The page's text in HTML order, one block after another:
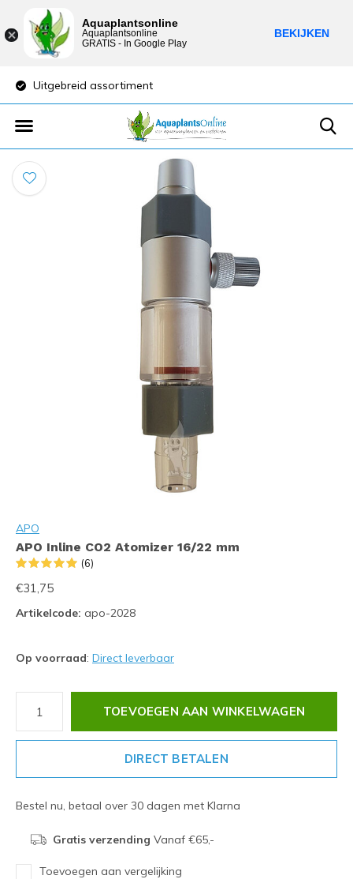
Uitgebreid assortiment
APO
APO Inline CO2 Atomizer 16/22 mm
(6)
€31,75
Artikelcode: apo-2028
Op voorraad: Direct leverbaar
TOEVOEGEN AAN WINKELWAGEN
DIRECT BETALEN
Bestel nu, betaal over 30 dagen met Klarna
Gratis verzending Vanaf €65,-
Toevoegen aan vergelijking
Aquaplantsonline
Aquaplantsonline
GRATIS - In Google Play
BEKIJKEN